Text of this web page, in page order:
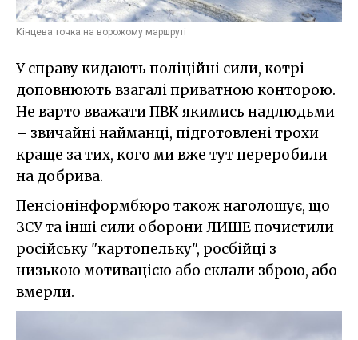
Кінцева точка на ворожому маршруті
У справу кидають поліційні сили, котрі
доповнюють взагалі приватною конторою.
Не варто вважати ПВК якимись надлюдьми
– звичайні найманці, підготовлені трохи
краще за тих, кого ми вже тут переробили
на добрива.
Пенсіонінформбюро також наголошує, що
ЗСУ та інші сили оборони ЛИШЕ почистили
російську "картопельку", росбійці з
низькою мотивацією або склали зброю, або
вмерли.